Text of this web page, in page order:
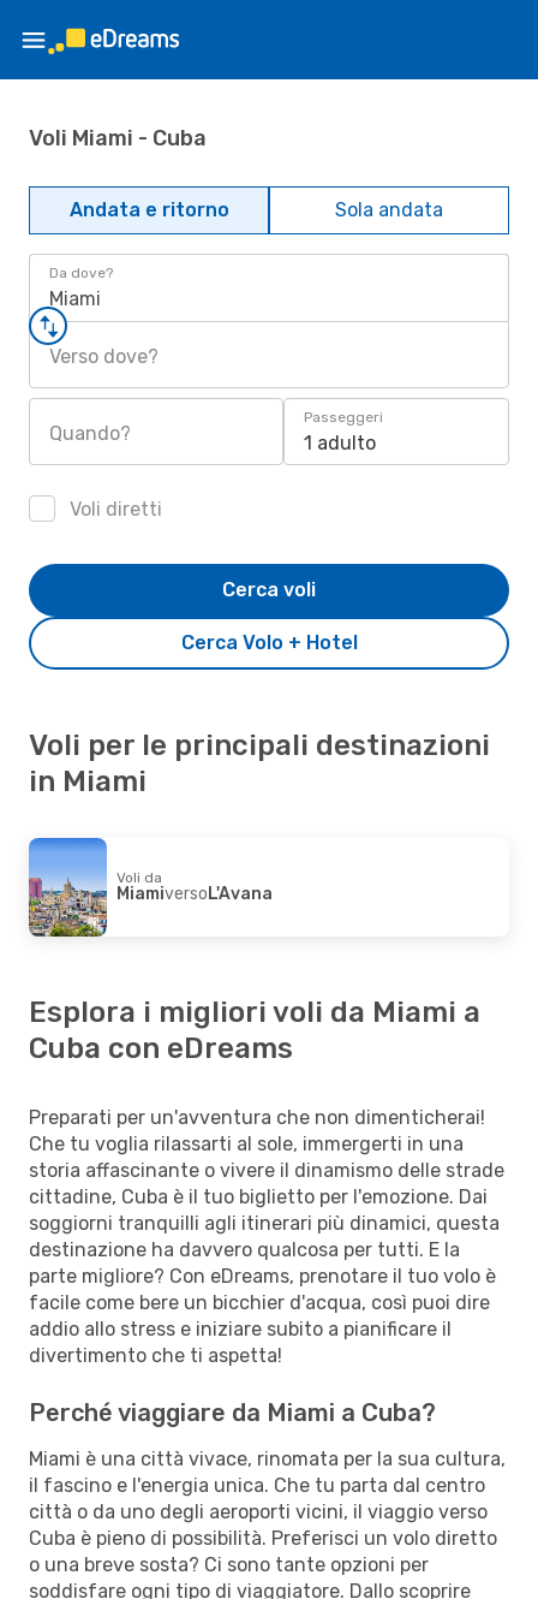
Voli Miami - Cuba
Andata e ritorno Sola andata
Da dove?
Miami
Verso dove?
Quando?
Passeggeri
1 adulto
Voli diretti
Cerca Volo + Hotel
Cerca voli
Voli per le principali destinazioni
in Miami
Voli da
MiamiversoL'Avana
Esplora i migliori voli da Miami a
Cuba con eDreams
Preparati per un'avventura che non dimenticherai!
Che tu voglia rilassarti al sole, immergerti in una
storia affascinante o vivere il dinamismo delle strade
cittadine, Cuba è il tuo biglietto per l'emozione. Dai
soggiorni tranquilli agli itinerari più dinamici, questa
destinazione ha davvero qualcosa per tutti. E la
parte migliore? Con eDreams, prenotare il tuo volo è
facile come bere un bicchier d'acqua, così puoi dire
addio allo stress e iniziare subito a pianificare il
divertimento che ti aspetta!
Perché viaggiare da Miami a Cuba?
Miami è una città vivace, rinomata per la sua cultura,
il fascino e l'energia unica. Che tu parta dal centro
città o da uno degli aeroporti vicini, il viaggio verso
Cuba è pieno di possibilità. Preferisci un volo diretto
o una breve sosta? Ci sono tante opzioni per
soddisfare ogni tipo di viaggiatore. Dallo scoprire